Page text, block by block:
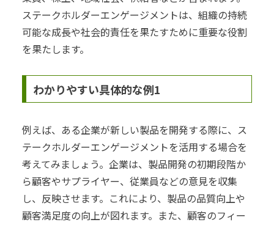
ステークホルダーエンゲージメントは、組織の持続
可能な成長や社会的責任を果たすために重要な役割
を果たします。
わかりやすい具体的な例1
例えば、ある企業が新しい製品を開発する際に、ス
テークホルダーエンゲージメントを活用する場合を
考えてみましょう。企業は、製品開発の初期段階か
ら顧客やサプライヤー、従業員などの意見を収集
し、反映させます。これにより、製品の品質向上や
顧客満足度の向上が図れます。また、顧客のフィー